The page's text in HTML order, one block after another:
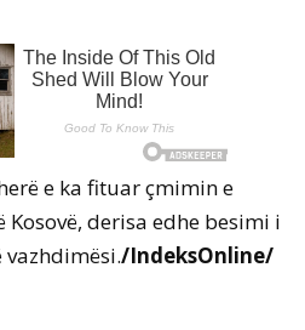
e ka fituar çmimin e
derisa edhe besimi i
vazhdimësi./IndeksOnline/